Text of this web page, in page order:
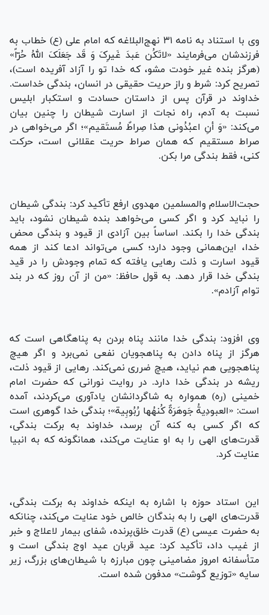
وی با استناد به نامه ۳۱ نهج‌البلاغه که امام علی (ع) خطاب به
فرزندشان می‌فرمایند «لاتَکُن عَبدَ غَیرِکَ وَ قَد جَعَلَکَ اللهُ حُرّاً»
(هرگز بنده غیر خودت مشو، که خدا تو را آزاد آفریده است)،
تصریح کرد: شرط و راز حریت حقیقی در انسان، بندگی خداست.
خداوند در قرآن پس از داستان حسادت و استکبار ابلیس
نسبت به آدم، راه نجات از اسارت شیطان را چنین بیان
می‌کند: «وَ أنِ اعبُدُونی هذا صِراطٌ مُستَقیم»؛ اگر می‌خواهی در
صراط مستقیم که همان صراط حریت عقلانی است، حرکت
کنی، فقط بندگی مرا بکن.
حجت‌الاسلام والمسلمین مهدوی ارفع تأکید کرد: بندگی شیطان
را نباید کرد و اگر کسی می‌خواهد بنده شیطان نشود، باید
بندگی خدا را بکند. اساساً بین آزادی از قیود و بندگی محض
خدا، این‌همانی وجود دارد؛ کسی می‌تواند ادعا کند از همه
قیود اسارت و ذلت رهایی یافته که تمام وجودش را در قید
بندگی خدا قرار دهد. به قول حافظ: «من از آن روز که در بند
توام آزادم».
وی افزود: بندگی خدا مانند پناه بردن به پناهگاهی است که
هرگز از پناه دادن به پناهجویان نفعی نمی‌برد و اگر هیچ
پناهجویی هم نیاید، هیچ ضرری نمی‌کند. رهایی از قیود ذلت،
ریشه در بندگی خدا دارد. در روایت نورانی که حضرت امام
خمینی (ره) همواره به شاگردانشان یادآوری می‌کردند، آمده
است: «العبودِیةُ جَوهَرَةٌ کُنهُها رُبُوبِیة»؛ بندگی خدا گوهری است
که اگر کسی به کنه آن برسد، خداوند به برکت بندگی،
قدرت‌های الهی را به او عنایت می‌کند، همانگونه که به انبیا
عنایت کرد.
این استاد حوزه با اشاره به اینکه خداوند به برکت بندگی،
قدرت‌های الهی را به بندگان خالص خود عنایت می‌کند، چنانکه
به حضرت عیسی (ع) قدرت خلق‌پرنده، شفای بیمار لاعلاج و خبر
از غیب داد، تأکید کرد: عید قربان عید اوج بندگی است و
متأسفانه امروز مضامینی چون مبارزه با شیطان‌های بزرگ، زیر
سایه «توزیع گوشت» مدفون شده است.